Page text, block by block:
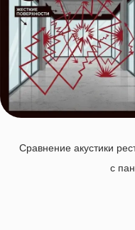
Сравнение акустики
с